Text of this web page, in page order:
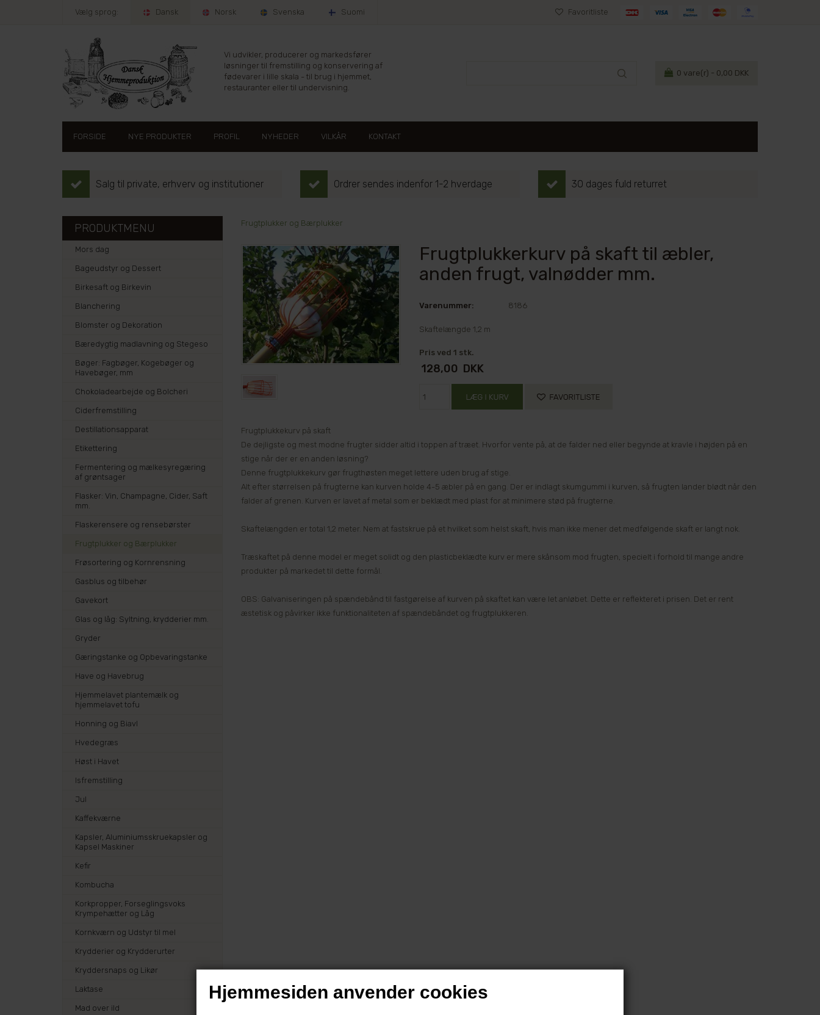
Hjemmesiden anvender cookies
Vælg sprog: Dansk Norsk Svenska Suomi Favoritliste
Vi udvikler, producerer og markedsfører
løsninger til fremstilling og konservering af
fødevarer i lille skala - til brug i hjemmet,
restauranter eller til undervisning.
0 vare(r) - 0,00 DKK
FORSIDE NYE PRODUKTER PROFIL NYHEDER VILKÅR KONTAKT
Salg til private, erhverv og institutioner Ordrer sendes indenfor 1-2 hverdage 30 dages fuld returret
Frugtplukker og Bærplukker
Frugtplukkerkurv på skaft til æbler,
anden frugt, valnødder mm.
Varenummer: 8186
Skaftelængde 1,2 m
Pris ved 1 stk.
128,00 DKK
Frugtplukkekurv på skaft
De dejligste og mest modne frugter sidder altid i toppen af træet. Hvorfor vente på, at de falder ned eller begynde at kravle i højden på en
stige når der er en anden løsning?
Denne frugtplukkekurv gør frugthøsten meget lettere uden brug af stige.
Alt efter størrelsen på frugterne kan kurven holde 4-5 æbler på en gang. Der er indlagt skumgummi i kurven, så frugten lander blødt når den
falder af grenen. Kurven er lavet af metal som er beklædt med plast for at minimere stød på frugterne.
Skaftelængden er total 1,2 meter. Nem at fastskrue på et hvilket som helst skaft, hvis man ikke mener det medfølgende skaft er langt nok.
Træskaftet på denne model er meget solidt og den plasticbeklædte kurv er mere skånsom mod frugten, specielt i forhold til mange andre
produkter på markedet til dette formål.
OBS: Galvaniseringen på spændebånd til fastgørelse af kurven på skaftet kan være let anløbet. Dette er reflekteret i prisen. Det er rent
æstetisk og påvirker ikke funktionaliteten af spændebåndet og frugtplukkeren.
PRODUKTMENU
Mors dag
Bageudstyr og Dessert
Birkesaft og Birkevin
Blanchering
Blomster og Dekoration
Bæredygtig madlavning og Stegeso
Bøger: Fagbøger, Kogebøger og
Havebøger, mm
Chokoladearbejde og Bolcheri
Ciderfremstilling
Destillationsapparat
Etikettering
Fermentering og mælkesyregæring
af grøntsager
Flasker: Vin, Champagne, Cider, Saft
mm.
Flaskerensere og rensebørster
Frugtplukker og Bærplukker
Frøsortering og Kornrensning
Gasblus og tilbehør
Gavekort
Glas og låg: Syltning, krydderier mm.
Gryder
Gæringstanke og Opbevaringstanke
Have og Havebrug
Hjemmelavet plantemælk og
hjemmelavet tofu
Honning og Biavl
Hvedegræs
Høst i Havet
Isfremstilling
Jul
Kaffekværne
Kapsler, Aluminiumsskruekapsler og
Kapsel Maskiner
Kefir
Kombucha
Korkpropper, Forseglingsvoks
Krympehætter og Låg
Kornkværn og Udstyr til mel
Krydderier og Krydderurter
Kryddersnaps og Likør
Laktase
Mad over ild